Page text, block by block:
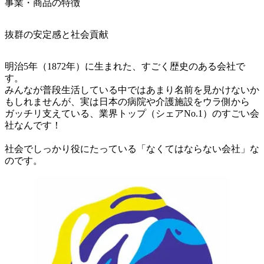
事業・商品の特徴
抜群の安定感と社会貢献
明治5年（1872年）に生まれた、すごく歴史のある会社で
す。
みんなが普段生活している中ではあまり名前を見かけないか
もしれませんが、実は日本の病院や介護施設をウラ側から
ガッチリ支えている、業界トップ（シェアNo.1）のすごい会
社なんです！
社会でしっかり役にたっている「なくてはならない会社」な
のです。